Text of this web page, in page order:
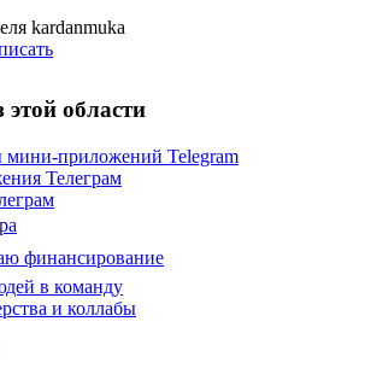
области
мини-приложений Telegram
Телеграм
финансирование
в команду
и коллабы